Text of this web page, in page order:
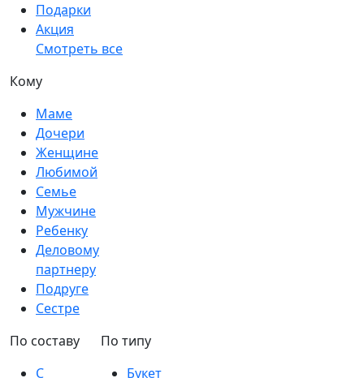
Подарки
Акция
Смотреть все
Кому
Маме
Дочери
Женщине
Любимой
Семье
Мужчине
Ребенку
Деловому
партнеру
Подруге
Сестре
По составу
С
По типу
Букет